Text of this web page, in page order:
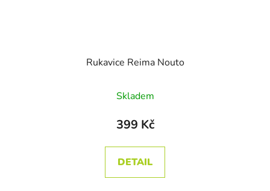
Rukavice Reima Nouto
Skladem
399 Kč
DETAIL